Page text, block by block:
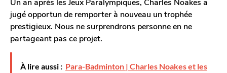
g
o
e
r
o
n
jugé opportun de remporter à nouveau un trophée
prestigieux. Nous ne surprendrons personne en ne
partageant pas ce projet.
À lire aussi : Para-Badminton | Charles Noakes et les